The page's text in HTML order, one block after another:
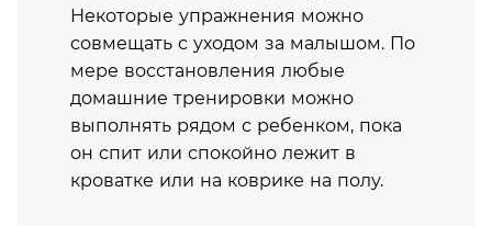
Некоторые упражнения можно
совмещать с уходом за малышом. По
мере восстановления любые
домашние тренировки можно
выполнять рядом с ребенком, пока
он спит или спокойно лежит в
кроватке или на коврике на полу.